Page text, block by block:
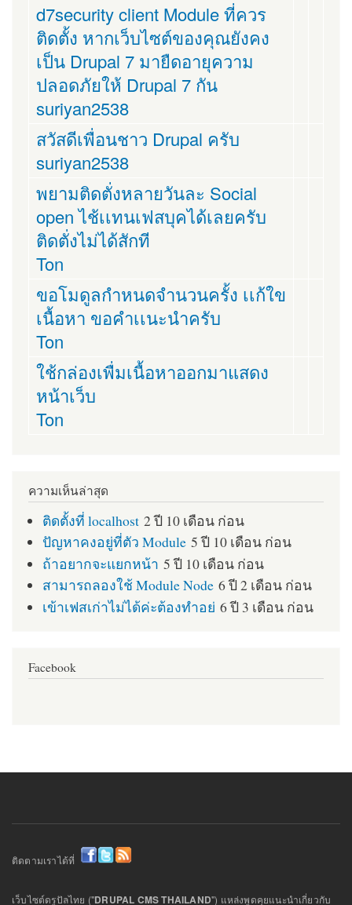
d7security client Module ที่ควร
ติดตั้ง หากเว็บไซต์ของคุณยังคง
เป็น Drupal 7 มายืดอายุความ
ปลอดภัยให้ Drupal 7 กัน
suriyan2538
สวัสดีเพื่อนชาว Drupal ครับ
suriyan2538
พยามติดตั่งหลายวันละ Social
open ไช้เเทนเฟสบุคได้เลยครับ
ติดตั่งไม่ได้สักที
Ton
ขอโมดูลกำหนดจำนวนครั้ง เเก้ใข
เนื้อหา ขอคำเเนะนำครับ
Ton
ใช้กล่องเพื่มเนื้อหาออกมาแสดง
หน้าเว็บ
Ton
ความเห็นล่าสุด
ติดตั้งที่ localhost 2 ปี 10 เดือน ก่อน
ปัญหาคงอยู่ที่ตัว Module 5 ปี 10 เดือน ก่อน
ถ้าอยากจะแยกหน้า 5 ปี 10 เดือน ก่อน
สามารถลองใช้ Module Node 6 ปี 2 เดือน ก่อน
เข้าเฟสเก่าไม่ได้ค่ะต้องทำอย่ 6 ปี 3 เดือน ก่อน
Facebook
ติดตามเราได้ที่
เว็บไซต์ดรูปัลไทย ("DRUPAL CMS THAILAND") แหล่งพูดคุยแนะนำเกี่ยวกับ